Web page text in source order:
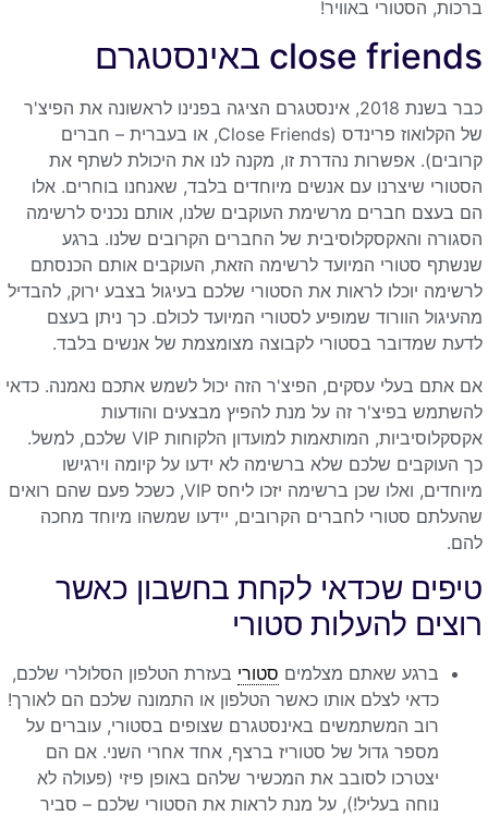
ברכות, הסטורי באוויר!
close friends באינסטגרם
כבר בשנת 2018, אינסטגרם הציגה בפנינו לראשונה את הפיצ'ר
של הקלואוז פרינדס (Close Friends, או בעברית – חברים
קרובים). אפשרות נהדרת זו, מקנה לנו את היכולת לשתף את
הסטורי שיצרנו עם אנשים מיוחדים בלבד, שאנחנו בוחרים. אלו
הם בעצם חברים מרשימת העוקבים שלנו, אותם נכניס לרשימה
הסגורה והאקסקלוסיבית של החברים הקרובים שלנו. ברגע
שנשתף סטורי המיועד לרשימה הזאת, העוקבים אותם הכנסתם
לרשימה יוכלו לראות את הסטורי שלכם בעיגול בצבע ירוק, להבדיל
מהעיגול הוורוד שמופיע לסטורי המיועד לכולם. כך ניתן בעצם
לדעת שמדובר בסטורי לקבוצה מצומצמת של אנשים בלבד.
אם אתם בעלי עסקים, הפיצ'ר הזה יכול לשמש אתכם נאמנה. כדאי
להשתמש בפיצ'ר זה על מנת להפיץ מבצעים והודעות
אקסקלוסיביות, המותאמות למועדון הלקוחות VIP שלכם, למשל.
כך העוקבים שלכם שלא ברשימה לא ידעו על קיומה וירגישו
מיוחדים, ואלו שכן ברשימה יזכו ליחס VIP, כשכל פעם שהם רואים
שהעלתם סטורי לחברים הקרובים, יידעו שמשהו מיוחד מחכה
להם.
טיפים שכדאי לקחת בחשבון כאשר
רוצים להעלות סטורי
ברגע שאתם מצלמים סטורי בעזרת הטלפון הסלולרי שלכם,
כדאי לצלם אותו כאשר הטלפון או התמונה שלכם הם לאורך!
רוב המשתמשים באינסטגרם שצופים בסטורי, עוברים על
מספר גדול של סטוריז ברצף, אחד אחרי השני. אם הם
יצטרכו לסובב את המכשיר שלהם באופן פיזי (פעולה לא
נוחה בעליל!), על מנת לראות את הסטורי שלכם – סביר